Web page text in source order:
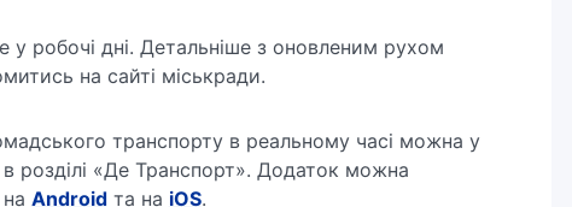
робочі дні. Детальніше з оновленим рухом
на сайті міськради.
транспорту в реальному часі можна у
розділі «Де Транспорт». Додаток можна
Androidта на iOS.